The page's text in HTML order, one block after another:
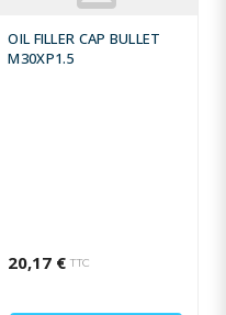
OIL FILLER CAP BULLET
M30XP1.5
20,17 € TTC